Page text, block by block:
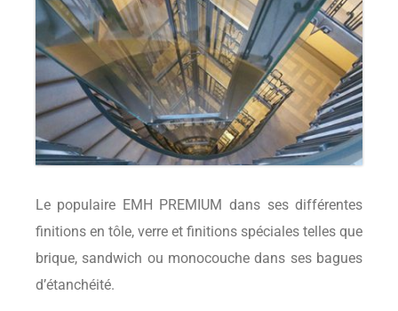
Le populaire EMH PREMIUM dans ses différentes
finitions en tôle, verre et finitions spéciales telles que
brique, sandwich ou monocouche dans ses bagues
d’étanchéité.